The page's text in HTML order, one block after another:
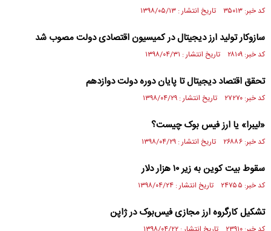
کد خبر: ۳۵۰۱۳ تاریخ انتشار : ۱۳۹۸/۰۵/۱۳
سازوکار تولید ارز دیجیتال در کمیسیون اقتصادی دولت مصوب شد
کد خبر: ۲۸۱۰۹ تاریخ انتشار : ۱۳۹۸/۰۴/۳۱
تحقق اقتصاد دیجیتال تا پایان دوره دولت دوازدهم
کد خبر: ۲۷۲۷۰ تاریخ انتشار : ۱۳۹۸/۰۴/۲۹
«لیبرا» یا ارز فیس بوک چیست؟
کد خبر: ۲۶۸۸۶ تاریخ انتشار : ۱۳۹۸/۰۴/۲۹
سقوط بیت کوین به زیر ۱۰ هزار دلار
کد خبر: ۲۴۷۵۵ تاریخ انتشار : ۱۳۹۸/۰۴/۲۴
تشکیل کارگروه ارز مجازی فیس‌بوک در ژاپن